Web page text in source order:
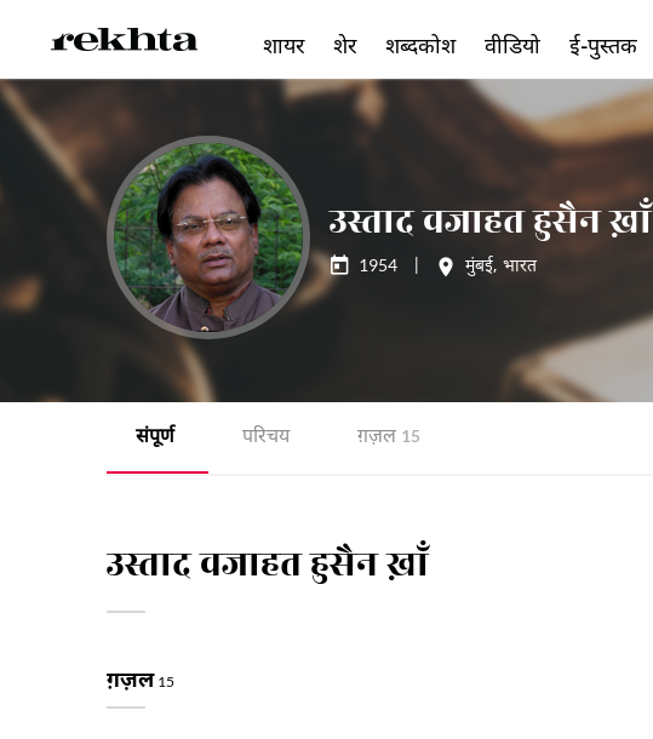
उस्ताद वजाहत हुसैन ख़ाँ
1954 मुंबई, भारत
संपूर्ण परिचय ग़ज़ल 15
उस्ताद वजाहत हुसैन ख़ाँ
ग़ज़ल 15
शायर शेर शब्दकोश वीडियो ई-पुस्तक